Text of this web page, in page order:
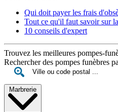
Qui doit payer les frais
Tout ce qu'il faut savoir sur
10 conseils d'expert
Trouvez les meilleures pompes-
Rechercher des pompes funèbres
Marbrerie